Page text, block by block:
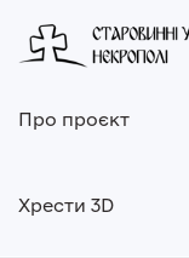
Про проєкт
Хрести 3D